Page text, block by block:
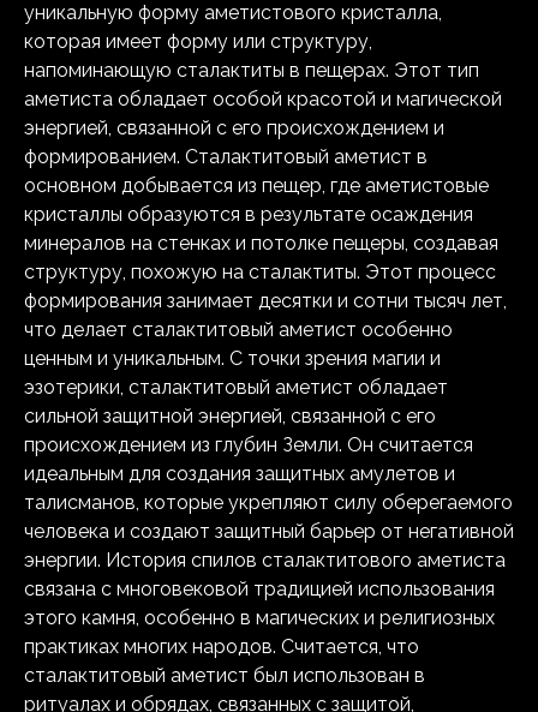
уникальную форму аметистового кристалла,
которая имеет форму или структуру,
напоминающую сталактиты в пещерах. Этот тип
аметиста обладает особой красотой и магической
энергией, связанной с его происхождением и
формированием. Сталактитовый аметист в
основном добывается из пещер, где аметистовые
кристаллы образуются в результате осаждения
минералов на стенках и потолке пещеры, создавая
структуру, похожую на сталактиты. Этот процесс
формирования занимает десятки и сотни тысяч лет,
что делает сталактитовый аметист особенно
ценным и уникальным. С точки зрения магии и
эзотерики, сталактитовый аметист обладает
сильной защитной энергией, связанной с его
происхождением из глубин Земли. Он считается
идеальным для создания защитных амулетов и
талисманов, которые укрепляют силу оберегаемого
человека и создают защитный барьер от негативной
энергии. История спилов сталактитового аметиста
связана с многовековой традицией использования
этого камня, особенно в магических и религиозных
практиках многих народов. Считается, что
сталактитовый аметист был использован в
ритуалах и обрядах, связанных с защитой,